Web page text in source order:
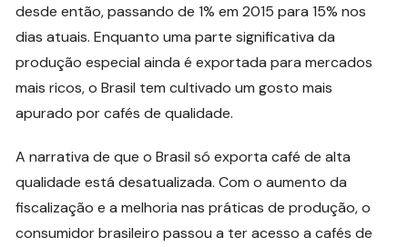
desde então, passando de 1% em 2015 para 15% nos
dias atuais. Enquanto uma parte significativa da
produção especial ainda é exportada para mercados
mais ricos, o Brasil tem cultivado um gosto mais
apurado por cafés de qualidade.
A narrativa de que o Brasil só exporta café de alta
qualidade está desatualizada. Com o aumento da
fiscalização e a melhoria nas práticas de produção, o
consumidor brasileiro passou a ter acesso a cafés de